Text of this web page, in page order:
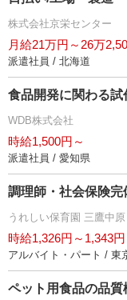
株式会社京栄センター
月給21万円～26万
派遣社員 / 北海道
食品開発に関わる
WDB株式会社
時給1,500円～
派遣社員 / 愛知県
調理師・社会保険
うれしい保育園 三鷹中原
時給1,326円～1,343円
アルバイト・パート / 東
ペット用食品の品質